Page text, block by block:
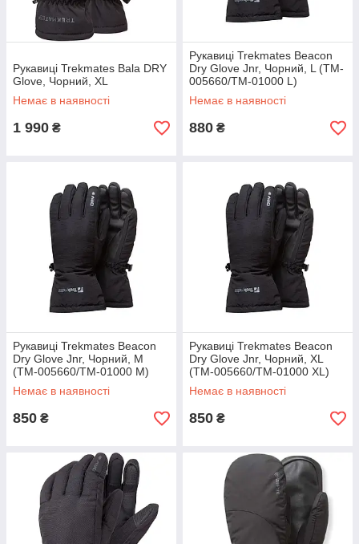
Рукавиці Trekmates Bala DRY
Glove, Чорний, XL
Немає в наявності
1 990 ₴
Рукавиці Trekmates Beacon
Dry Glove Jnr, Чорний, L (TM-
005660/TM-01000 L)
Немає в наявності
880 ₴
Рукавиці Trekmates Beacon
Dry Glove Jnr, Чорний, M
(TM-005660/TM-01000 M)
Немає в наявності
850 ₴
Рукавиці Trekmates Beacon
Dry Glove Jnr, Чорний, XL
(TM-005660/TM-01000 XL)
Немає в наявності
850 ₴